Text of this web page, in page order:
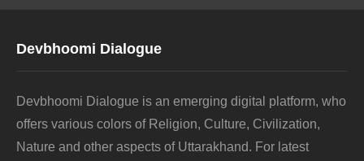
Devbhoomi Dialogue
Devbhoomi Dialogue is an emerging digital platform, who
offers various colors of Religion, Culture, Civilization,
Nature and other aspects of Uttarakhand. For latest